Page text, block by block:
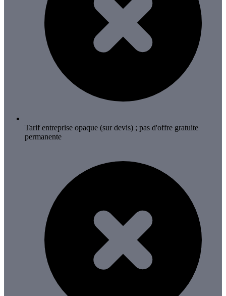
Tarif entreprise opaque (sur devis) ; pas d'offre gratuite
permanente